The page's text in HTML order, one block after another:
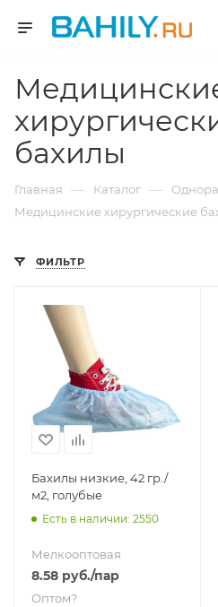
бахилы
Главная — Каталог —
Медицинские хирургические
ФИЛЬТР
Бахилы низкие, 42 гр./
м2, голубые
Есть в наличии: 2550
Мелкооптовая
8.58 руб./пар
Оптом?